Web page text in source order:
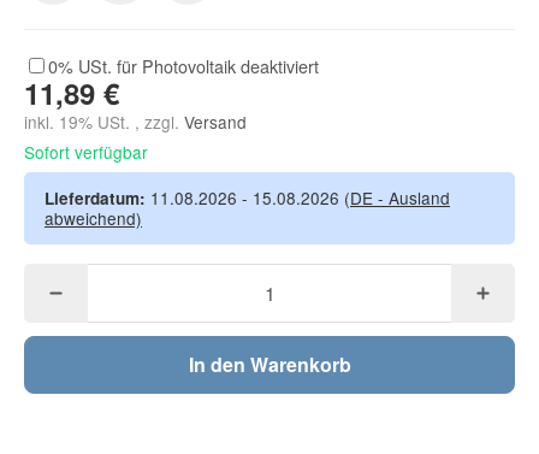
0% USt. für Photovoltaik (§ 12 Abs. 3 UStG)
0% USt. für Photovoltaik deaktiviert
11,89 €
inkl. 19% USt. , zzgl. Versand
Sofort verfügbar
Lieferdatum: 11.08.2026 - 15.08.2026 (DE - Ausland
abweichend)
In den Warenkorb